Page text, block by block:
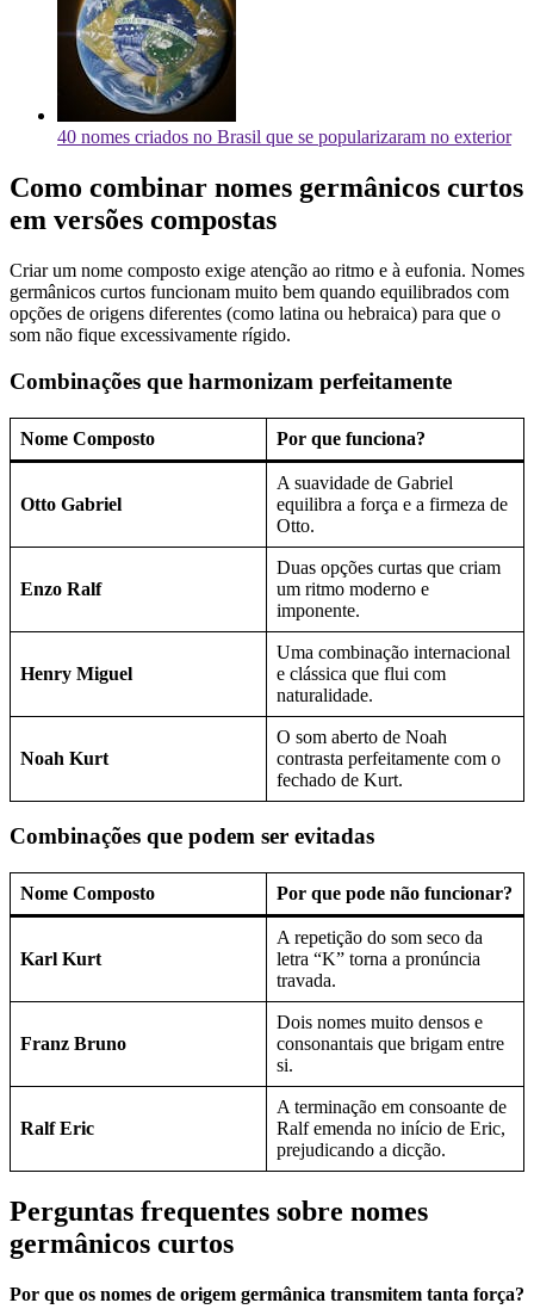
40 nomes criados no Brasil que se popularizaram no exterior
Como combinar nomes germânicos curtos
em versões compostas
Criar um nome composto exige atenção ao ritmo e à eufonia. Nomes
germânicos curtos funcionam muito bem quando equilibrados com
opções de origens diferentes (como latina ou hebraica) para que o
som não fique excessivamente rígido.
Combinações que harmonizam perfeitamente
Nome Composto Por que funciona?
Otto Gabriel
A suavidade de Gabriel
equilibra a força e a firmeza de
Otto.
Enzo Ralf
Duas opções curtas que criam
um ritmo moderno e
imponente.
Henry Miguel
Uma combinação internacional
e clássica que flui com
naturalidade.
Noah Kurt
O som aberto de Noah
contrasta perfeitamente com o
fechado de Kurt.
Combinações que podem ser evitadas
Nome Composto Por que pode não funcionar?
Karl Kurt
A repetição do som seco da
letra “K” torna a pronúncia
travada.
Franz Bruno
Dois nomes muito densos e
consonantais que brigam entre
si.
Ralf Eric
A terminação em consoante de
Ralf emenda no início de Eric,
prejudicando a dicção.
Perguntas frequentes sobre nomes
germânicos curtos
Por que os nomes de origem germânica transmitem tanta força?